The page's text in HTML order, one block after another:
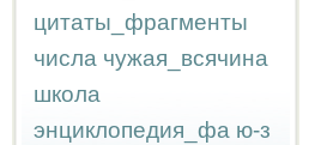
цитаты_фрагменты
числа чужая_всячина
школа
энциклопедия_фа ю-з